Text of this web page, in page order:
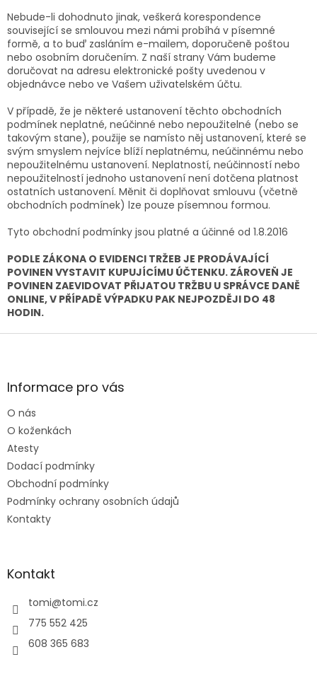
Nebude-li dohodnuto jinak, veškerá korespondence
související se smlouvou mezi námi probíhá v písemné
formě, a to buď zasláním e-mailem, doporučeně poštou
nebo osobním doručením. Z naší strany Vám budeme
doručovat na adresu elektronické pošty uvedenou v
objednávce nebo ve Vašem uživatelském účtu.
V případě, že je některé ustanovení těchto obchodních
podmínek neplatné, neúčinné nebo nepoužitelné (nebo se
takovým stane), použije se namísto něj ustanovení, které se
svým smyslem nejvíce blíží neplatnému, neúčinnému nebo
nepoužitelnému ustanovení. Neplatností, neúčinností nebo
nepoužitelností jednoho ustanovení není dotčena platnost
ostatních ustanovení. Měnit či doplňovat smlouvu (včetně
obchodních podmínek) lze pouze písemnou formou.
Tyto obchodní podmínky jsou platné a účinné od 1.8.2016
PODLE ZÁKONA O EVIDENCI TRŽEB JE PRODÁVAJÍCÍ
POVINEN VYSTAVIT KUPUJÍCÍMU ÚČTENKU. ZÁROVEŇ JE
POVINEN ZAEVIDOVAT PŘIJATOU TRŽBU U SPRÁVCE DANĚ
ONLINE, V PŘÍPADĚ VÝPADKU PAK NEJPOZDĚJI DO 48
HODIN.
Z
aInformace pro vás
O nás
O koženkách
Atesty
Dodací podmínky
Obchodní podmínky
Podmínky ochrany osobních údajů
Kontakty
Kontakt
tomi@tomi.cz
775 552 425
608 365 683